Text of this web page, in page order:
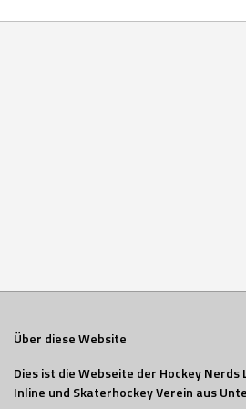
Über diese Website
Dies ist die Webseite der Hockey Nerds
Inline und Skaterhockey Verein aus